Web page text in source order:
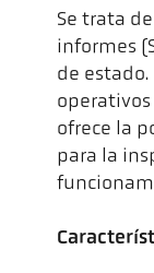
Se trata
informes
de
ofrece la
para la